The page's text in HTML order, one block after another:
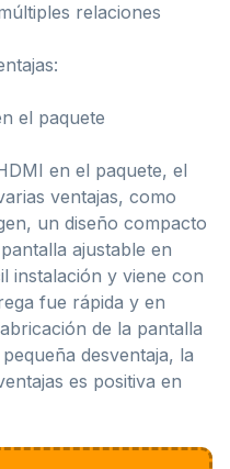
relaciones
el paquete
en el paquete, el
ventajas, como
un diseño compacto
ajustable en
instalación y viene con
fue rápida y en
de la pantalla
desventaja, la
es positiva en